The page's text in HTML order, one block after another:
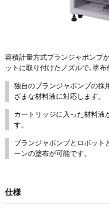
容積計量方式プランジャポンプ
ットに取り付けたノズルで､塗布
独自のプランジャポンプの採
ざまな材料液に対応します。
カートリッジに入った材料液
す。
プランジャポンプとロボット
ーンの塗布が可能です。
仕様